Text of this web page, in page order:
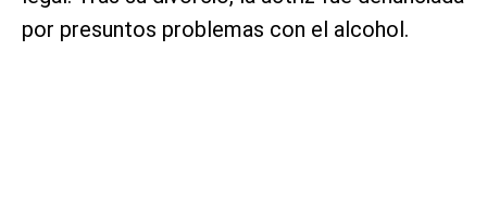
por presuntos problemas con el alcohol.